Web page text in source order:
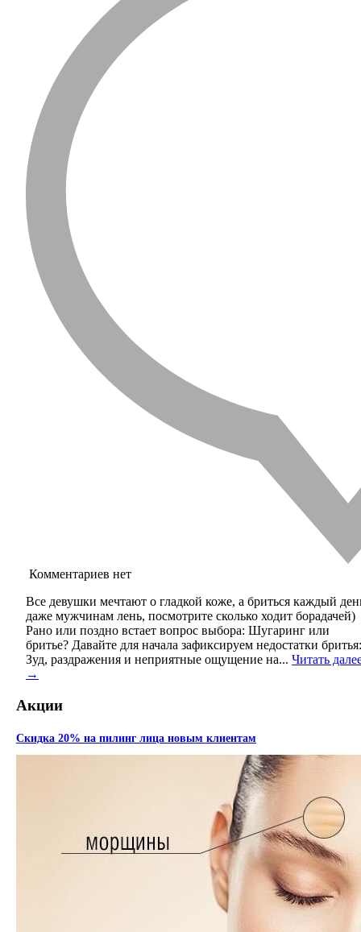
Комментариев нет
Все девушки мечтают о гладкой коже, а бриться каждый
даже мужчинам лень, посмотрите сколько ходит борадачей)
Рано или поздно встает вопрос выбора: Шугаринг или
бритье? Давайте для начала зафиксируем недостатки бритья:
Зуд, раздражения и неприятные ощущение на... Читать
→
Акции
Скидка 20% на пилинг лица новым клиентам